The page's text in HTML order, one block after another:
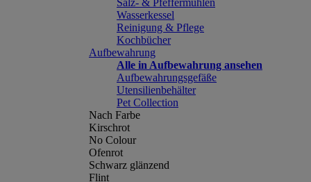
Salz- & Pfeffermühlen
Wasserkessel
Reinigung & Pflege
Kochbücher
Aufbewahrung
Alle in Aufbewahrung ansehen
Aufbewahrungsgefäße
Utensilienbehälter
Pet Collection
Nach Farbe
Kirschrot
No Colour
Ofenrot
Schwarz glänzend
Flint